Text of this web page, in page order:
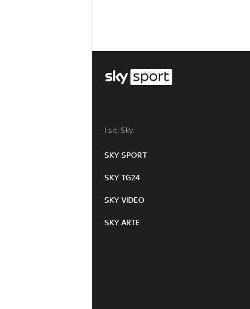
I siti Sky:
SKY SPORT
SKY TG24
SKY VIDEO
SKY ARTE